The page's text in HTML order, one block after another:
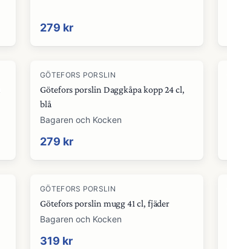
279 kr
GÖTEFORS PORSLIN
Götefors porslin Daggkåpa kopp 24 cl,
blå
Bagaren och Kocken
279 kr
GÖTEFORS PORSLIN
Götefors porslin mugg 41 cl, fjäder
Bagaren och Kocken
319 kr